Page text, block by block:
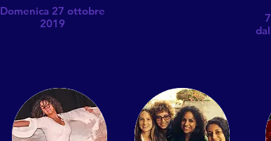
Domenica 27 ottobre
2019